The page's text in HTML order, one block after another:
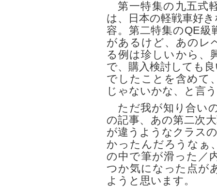
第一特集の九五式
は、日本の軽戦車好
容。第二特集のQE
があるけど、あのレ
る例は珍しいから、
で、購入検討しても
でしたことを含めて
じゃないかな、と言
ただ我が知り合い
の記事、あの第二次
が違うようなクラス
かったんだろうなぁ
の中で筆が滑った／
つか気になった点が
ようと思います。